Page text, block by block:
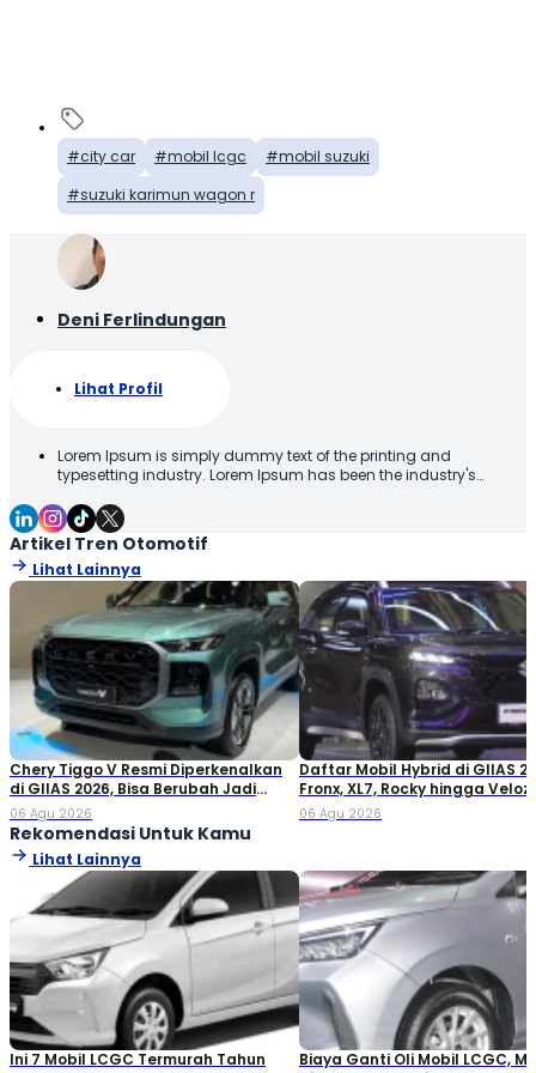
city car mobil lcgc
mobil suzuki
suzuki karimun wagon r
Deni Ferlindungan
Lihat Profil
Lorem Ipsum is simply dummy text of the printing and
typesetting industry. Lorem Ipsum has been the industry's
printer took a galley of type and scrambled it to make a type
specimen book. It has survived not only five centuries, but also
the leap into electronic typesetting, remaining essentially
unchanged. It was popularised in the 1960s with the release of
Letraset sheets containing Lorem Ipsum passages, and more
recently with desktop publishing software like Aldus PageMaker
including versions of Lorem Ipsum
Artikel Tren Otomotif
Lihat Lainnya
Chery Tiggo V Resmi Diperkenalkan
di GIIAS 2026, Bisa Berubah Jadi
Double Cabin
06 Agu 2026
Daftar Mobil Hybrid di GIIAS
Fronx, XL7, Rocky hingga Veloz!
06 Agu 2026
Rekomendasi Untuk Kamu
Lihat Lainnya
Ini 7 Mobil LCGC Termurah Tahun
Biaya Ganti Oli Mobil LCGC,